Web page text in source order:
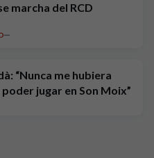
marcha del RCD
“Nunca me hubiera
jugar en Son Moix”